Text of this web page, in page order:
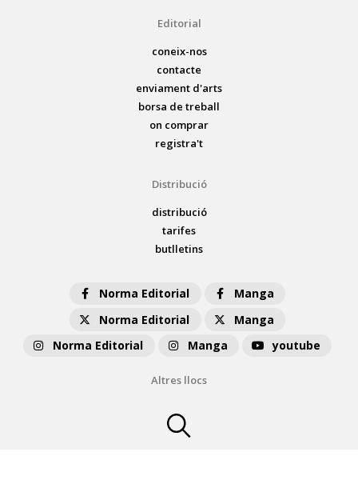
Editorial
coneix-nos
contacte
enviament d'arts
borsa de treball
on comprar
registra't
Distribució
distribució
tarifes
butlletins
Norma Editorial
Manga
Norma Editorial
Manga
Norma Editorial
Manga youtube
Altres llocs
normacomics.com
editorialastronave.com